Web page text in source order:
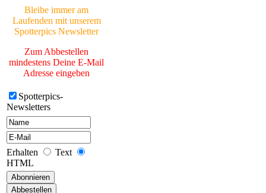
Neue Bilder Online!
>Bilder von Franz<
Neue Bilder Online!
>Bilder von Elfriede<
> Letzte Änderung
UNSERE
GALERIE
Neue Bilder Online!
>Bilder von Franz<
Neue Bilder Online!
>Bilder von Elfriede<
Bleibe immer am
Laufenden mit unserem
Spotterpics Newsletter
Zum Abbestellen
mindestens Deine E-Mail
Adresse eingeben
Spotterpics-
Newsletters
Erhalten
Text
HTML